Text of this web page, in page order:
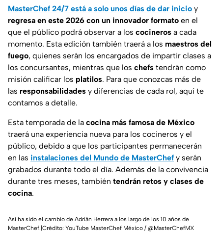
MasterChef 24/7 está a solo unos días de dar inicio y
regresa en este 2026 con un innovador formato en el
que el público podrá observar a los cocineros a cada
momento. Esta edición también traerá a los maestros del
fuego, quienes serán los encargados de impartir clases a
los concursantes, mientras que los chefs tendrán como
misión calificar los platilos. Para que conozcas más de
las responsabilidades y diferencias de cada rol, aquí te
contamos a detalle.
Esta temporada de la cocina más famosa de México
traerá una experiencia nueva para los cocineros y el
público, debido a que los participantes permanecerán
en las instalaciones del Mundo de MasterChef y serán
grabados durante todo el día. Además de la convivencia
durante tres meses, también tendrán retos y clases de
cocina.
Así ha sido el cambio de Adrián Herrera a los largo de los 10 años de
MasterChef.|Crédito: YouTube MasterChef México / @MasterChefMX